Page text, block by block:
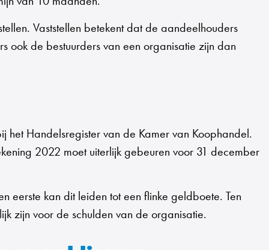
Vaststellen betekent dat de aandeelhouders
ook de bestuurders van een organisatie zijn dan
Handelsregister van de Kamer van Koophandel.
2022 moet uiterlijk gebeuren voor 31 december
eerste kan dit leiden tot een flinke geldboete. Ten
zijn voor de schulden van de organisatie.